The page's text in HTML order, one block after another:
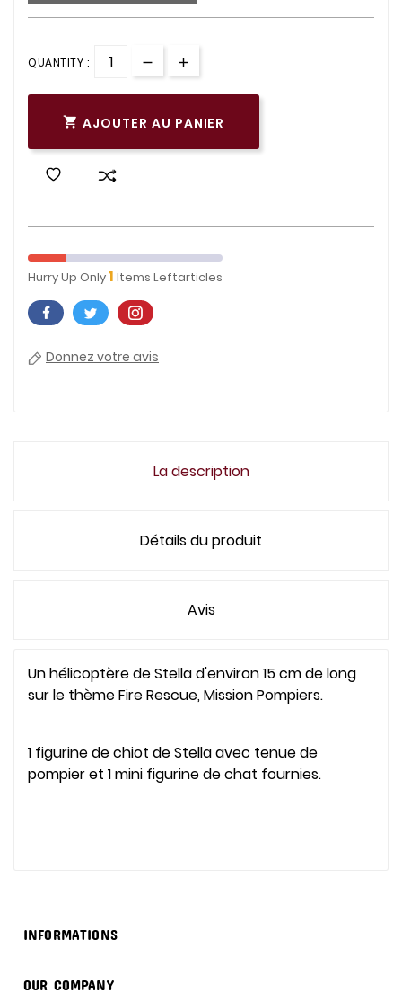
QUANTITY :
 AJOUTER AU PANIER
Hurry Up Only1 Items Leftarticles
Donnez votre avis
La description
Détails du produit
Avis
Un hélicoptère de Stella d'environ 15 cm de long
sur le thème Fire Rescue, Mission Pompiers.
1 figurine de chiot de Stella avec tenue de
pompier et 1 mini figurine de chat fournies.
INFORMATIONS
OUR COMPANY